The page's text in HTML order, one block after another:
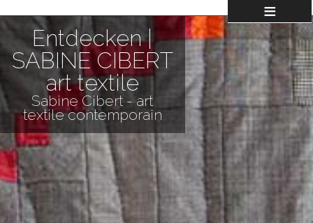
≡
Entdecken |
SABINE CIBERT
art textile
Sabine Cibert - art
textile contemporain